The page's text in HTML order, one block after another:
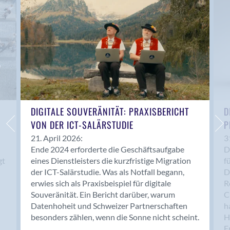
Anwil
Appenzell
Au SG
Baar
Baden
Balsthal
Balzers
Basel
Bassersdorf
Belp
Bendern
Benken (SG)
Bergdietikon
Berlin
Bern
Bern - Liebefeld
DIGITALE SOUVERÄNITÄT: PRAXISBERICHT
VON DER ICT-SALÄRSTUDIE
21. April 2026:
Ende 2024 erforderte die Geschäftsaufgabe
eines Dienstleisters die kurzfristige Migration
der ICT-Salärstudie. Was als Notfall begann,
erwies sich als Praxisbeispiel für digitale
Souveränität. Ein Bericht darüber, warum
Datenhoheit und Schweizer Partnerschaften
besonders zählen, wenn die Sonne nicht scheint.